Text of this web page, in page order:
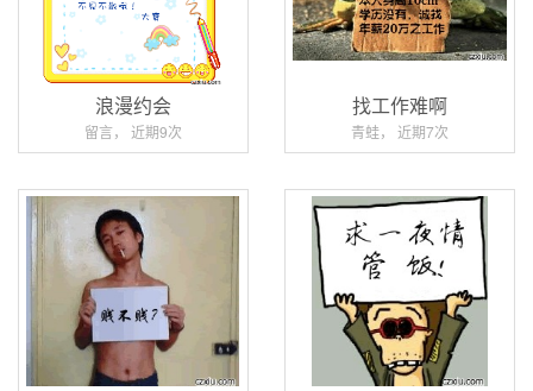
浪漫约会
留言， 近期9次
找工作难啊
青蛙， 近期7次